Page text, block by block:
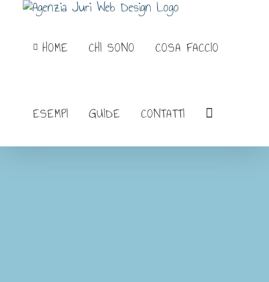
contenutoHOME CHI SONO COSA FACCIO
ESEMPI GUIDE CONTATTI